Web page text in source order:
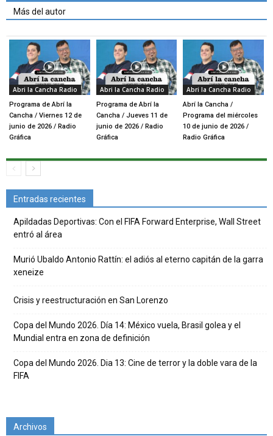
Más del autor
Abri la Cancha Radio
Programa de Abrí la
Cancha / Viernes 12 de
junio de 2026 / Radio
Gráfica
Abri la Cancha Radio
Programa de Abrí la
Cancha / Jueves 11 de
junio de 2026 / Radio
Gráfica
Abri la Cancha Radio
Abrí la Cancha /
Programa del miércoles
10 de junio de 2026 /
Radio Gráfica
Entradas recientes
Apildadas Deportivas: Con el FIFA Forward Enterprise, Wall Street
entró al área
Murió Ubaldo Antonio Rattín: el adiós al eterno capitán de la garra
xeneize
Crisis y reestructuración en San Lorenzo
Copa del Mundo 2026. Día 14: México vuela, Brasil golea y el
Mundial entra en zona de definición
Copa del Mundo 2026. Dia 13: Cine de terror y la doble vara de la
FIFA
Archivos